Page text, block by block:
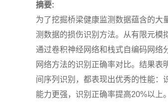
摘要:
为了挖掘桥梁健康监测数据蕴含的大
测数据的损伤识别方法。从有限元模
通过卷积神经网络和栈式自编码网络
网络方法的识别正确率对比。结果
间序列识别，都表现出优秀的性能：
能力更强，识别正确率提高20%以上。